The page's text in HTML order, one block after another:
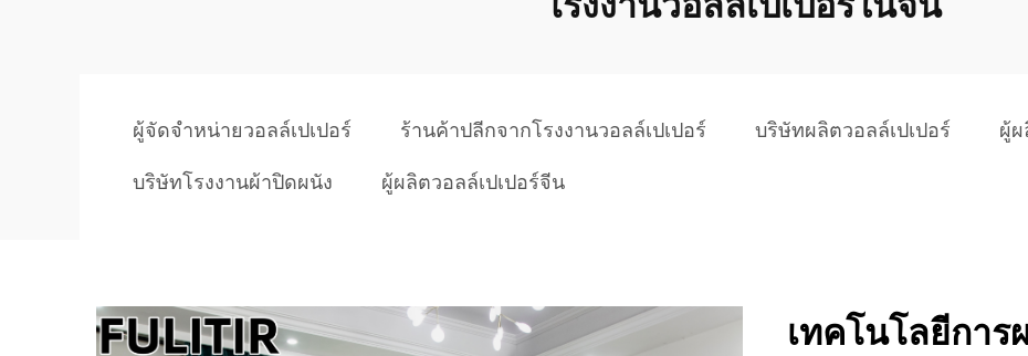
ผู้จัดจำหน่ายวอลล์เปเปอร์ ร้านค้าปลีกจากโรงงานวอลล์เปเปอร์ บริษัทผลิตวอลล์เปเปอร์ ผู้ผ
บริษัทโรงงานผ้าปิดผนัง ผู้ผลิตวอลล์เปเปอร์จีน
เทคโนโลยีกา